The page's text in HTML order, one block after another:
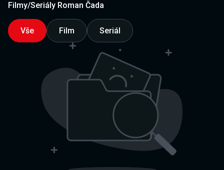
Filmy/Seriály Roman Čada
Vše Film Seriál